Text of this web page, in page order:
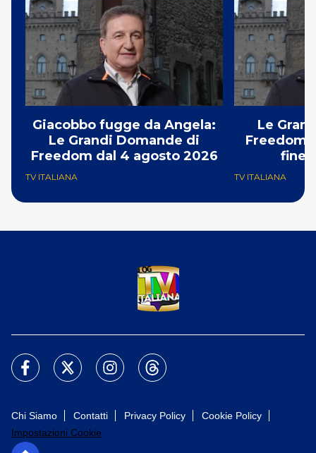
Giacobbo fugge da Angela:
Le Grandi Domande di
Freedom dal 4 agosto 2026
TV ITALIANA
Le
Freedom
fine
TV ITALIANA
Chi Siamo Contatti Privacy Policy
Cookie Policy
Impostazioni Cookie